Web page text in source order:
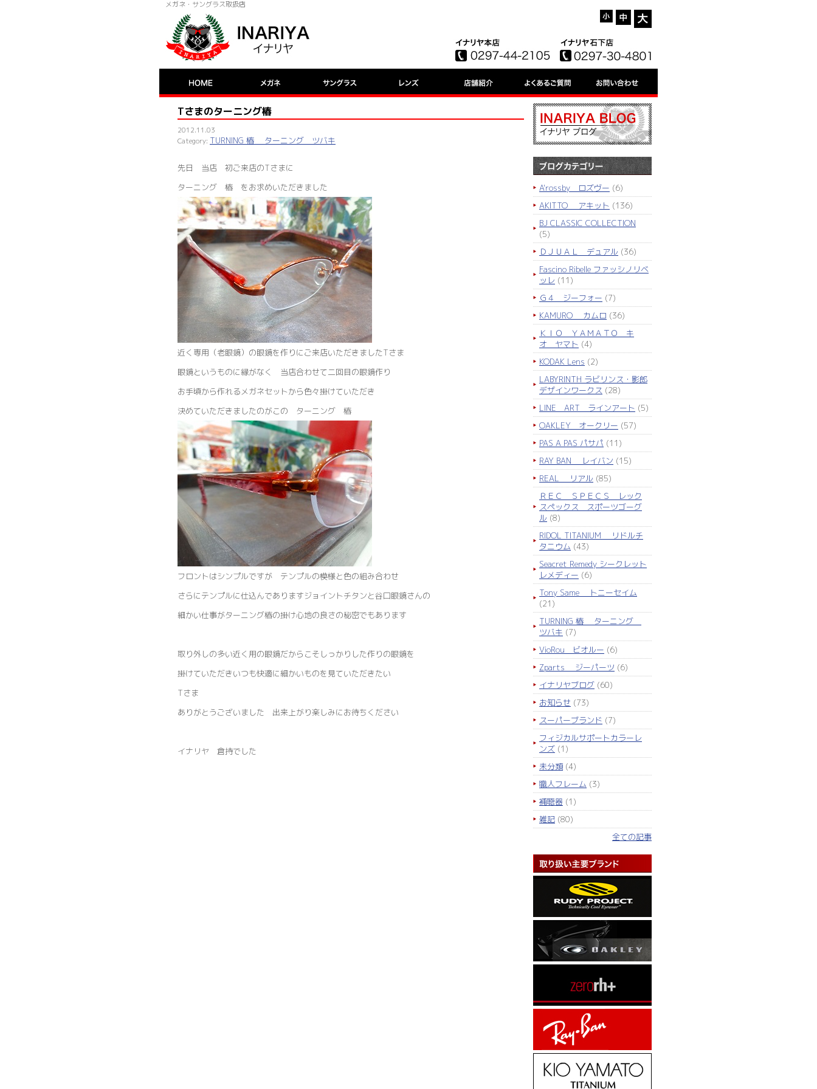
メガネ・サングラス取扱店
Tさまのターニング椿
2012.11.03
TURNING 椿 ターニング ツバキ
先日 当店 初ご来店のTさまに
ターニング 椿 をお求めいただきました
近く専用（老眼鏡）の眼鏡を作りにご来店いただきましたTさま
眼鏡というものに縁がなく 当店合わせて二回目の眼鏡作り
お手頃から作れるメガネセットから色々掛けていただき
決めていただきましたのがこの ターニング 椿
フロントはシンプルですが テンプルの模様と色の組み合わせ
さらにテンプルに仕込んでありますジョイントチタンと谷口眼鏡さんの
細かい仕事がターニング椿の掛け心地の良さの秘密でもあります
取り外しの多い近く用の眼鏡だからこそしっかりした作りの眼鏡を
掛けていただきいつも快適に細かいものを見ていただきたい
Tさま
ありがとうございました 出来上がり楽しみにお待ちください
イナリヤ 倉持でした
A'rossby ロズヴー (6)
AKITTO アキット (136)
BJ CLASSIC COLLECTION
(5)
ＤＪＵＡＬ デュアル (36)
Fascino Ribelle ファッシノリベ
ッレ (11)
Ｇ４ ジーフォー (7)
KAMURO カムロ (36)
ＫＩＯ ＹＡＭＡＴＯ キ
オ ヤマト (4)
KODAK Lens (2)
LABYRINTH ラビリンス・影郎
デザインワークス (28)
LINE ART ラインアート (5)
OAKLEY オークリー (57)
PAS A PAS パサパ (11)
RAY BAN レイバン (15)
REAL リアル (85)
ＲＥＣ ＳＰＥＣＳ レック
スペックス スポーツゴーグ
ル (8)
RIDOL TITANIUM リドルチ
タニウム (43)
Seacret Remedy シークレット
レメディー (6)
Tony Same トニーセイム
(21)
TURNING 椿 ターニング
ツバキ (7)
VioRou ビオルー (6)
Zparts ジーパーツ (6)
イナリヤブログ (60)
お知らせ (73)
スーパーブランド (7)
フィジカルサポートカラーレ
ンズ (1)
未分類 (4)
職人フレーム (3)
補聴器 (1)
雑記 (80)
全ての記事